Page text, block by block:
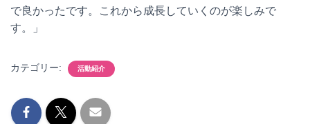
で良かったです。これから成長していくのが楽しみで
す。」
カテゴリー: 活動紹介